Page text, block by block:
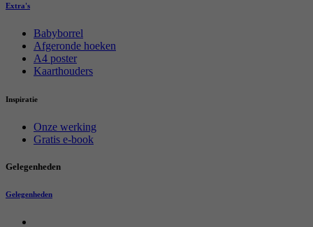
Extra's
Babyborrel
Afgeronde hoeken
A4 poster
Kaarthouders
Inspiratie
Onze werking
Gratis e-book
Gelegenheden
Gelegenheden